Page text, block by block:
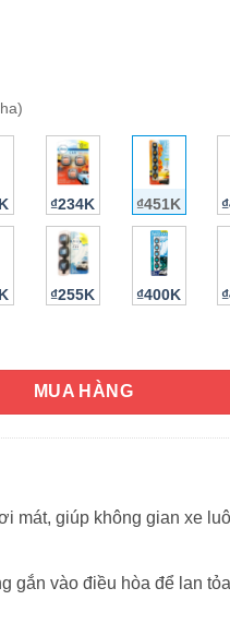
₫234K ₫451K
₫255K ₫400K
Aloha Set 5 cái x2ml
MUA HÀNG
mát, giúp không gian xe
gắn vào điều hòa để lan